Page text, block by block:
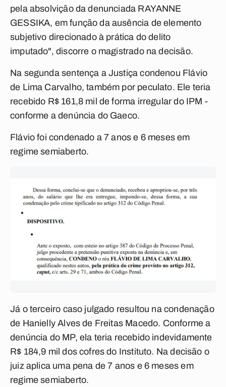
pela absolvição da denunciada RAYANNE
GESSIKA, em função da ausência de elemento
subjetivo direcionado à prática do delito
imputado", discorre o magistrado na decisão.
Na segunda sentença a Justiça condenou Flávio
de Lima Carvalho, também por peculato. Ele teria
recebido R$ 161,8 mil de forma irregular do IPM -
conforme a denúncia do Gaeco.
Flávio foi condenado a 7 anos e 6 meses em
regime semiaberto.
Já o terceiro caso julgado resultou na condenação
de Hanielly Alves de Freitas Macedo. Conforme a
denúncia do MP, ela teria recebido indevidamente
R$ 184,9 mil dos cofres do Instituto. Na decisão o
juiz aplica uma pena de 7 anos e 6 meses em
regime semiaberto.